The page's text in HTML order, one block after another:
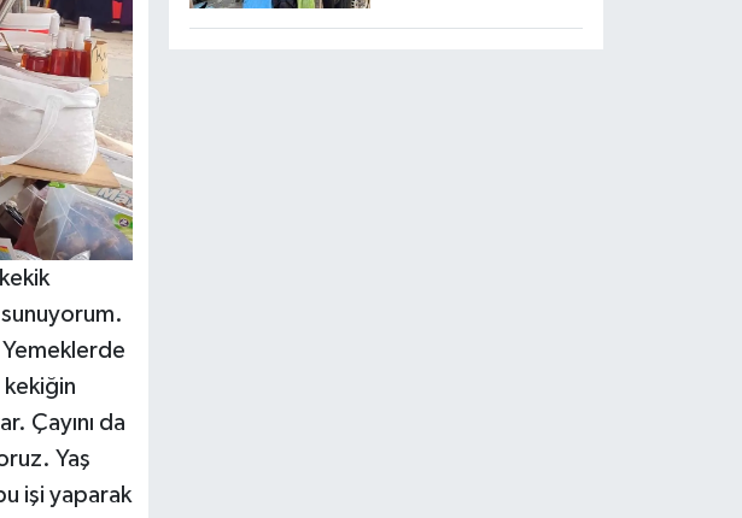
Yemeklerde
kekiğin
Çayını da
Yaş
işi yaparak